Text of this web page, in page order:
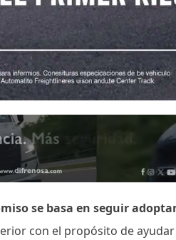
se basa en seguir
con el propósito de